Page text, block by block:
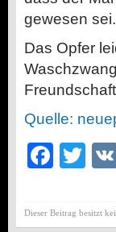
gewesen sei.
Das Opfer
Quelle:
Dieser Beitrag besitzt